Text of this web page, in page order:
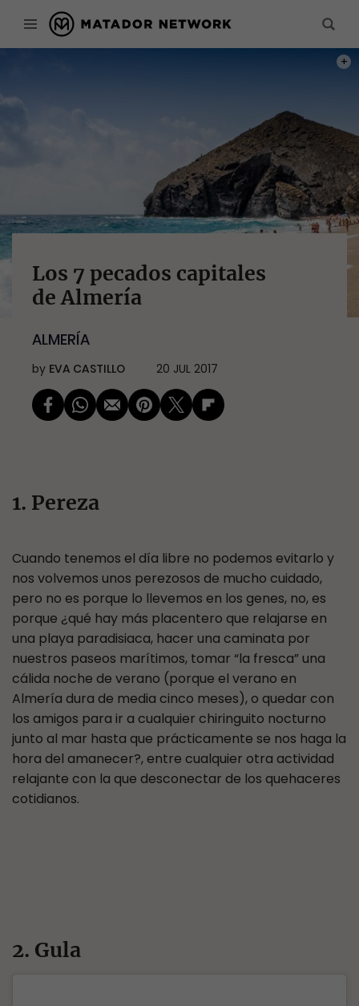
Los 7 pecados capitales
de Almería
ALMERÍA
by EVA CASTILLO 20 JUL 2017
1. Pereza
Cuando tenemos el día libre no podemos evitarlo y
nos volvemos unos perezosos de mucho cuidado,
pero no es porque lo llevemos en los genes, no, es
porque ¿qué hay más placentero que relajarse en
una playa paradisiaca, hacer una caminata por
nuestros paseos marítimos, tomar “la fresca” una
cálida noche de verano (porque el verano en
Almería dura de media cinco meses), o quedar con
los amigos para ir a cualquier chiringuito nocturno
junto al mar hasta que prácticamente se nos haga la
hora del amanecer?, entre cualquier otra actividad
relajante con la que desconectar de los quehaceres
cotidianos.
2. Gula